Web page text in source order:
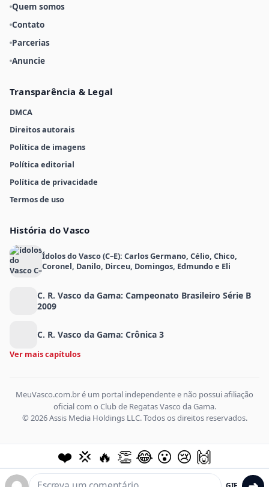
Quem somos
Contato
Parcerias
Anuncie
Transparência & Legal
DMCA
Direitos autorais
Política de imagens
Política editorial
Política de privacidade
Termos de uso
História do Vasco
Ídolos do Vasco (C–E): Carlos Germano, Célio, Chico,
Coronel, Danilo, Dirceu, Domingos, Edmundo e Eli
C. R. Vasco da Gama: Campeonato Brasileiro Série B
2009
C. R. Vasco da Gama: Crônica 3
Ver mais capítulos
MeuVasco.com.br é um portal independente e não possui afiliação
oficial com o Club de Regatas Vasco da Gama.
© 2026 Assis Media Holdings LLC. Todos os direitos reservados.
❤️ 💢 🔥 👏 😂 😮 😢 🙌